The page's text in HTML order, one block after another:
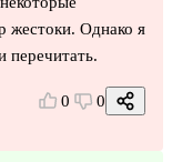
жестоки. Однако я
перечитать.
0 0